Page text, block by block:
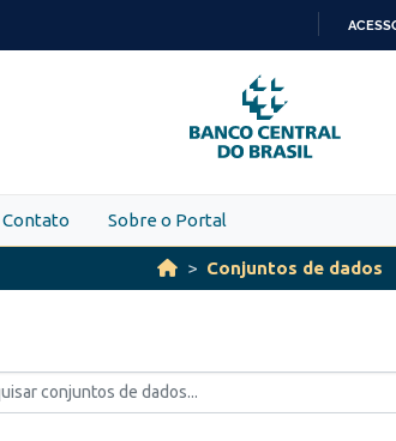
PARA
O
CONTEÚDO
Contato Sobre o Portal
Conjuntos de dados